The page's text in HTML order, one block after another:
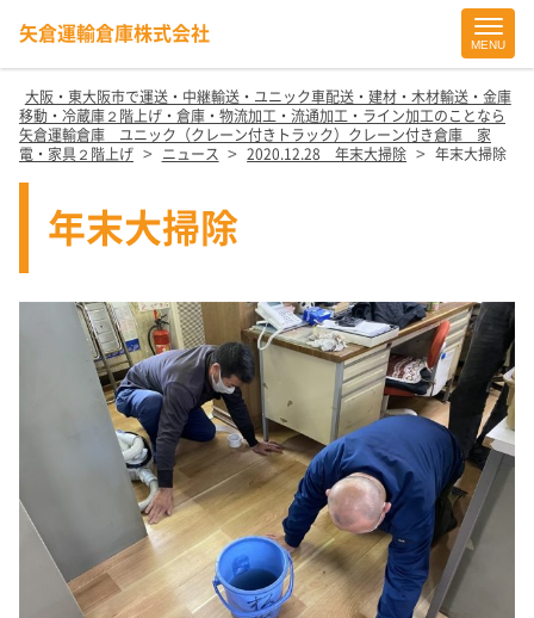
矢倉運輸倉庫株式会社
MENU
大阪・東大阪市で運送・中継輸送・ユニック車配送・建材・木材輸送・金庫
移動・冷蔵庫２階上げ・倉庫・物流加工・流通加工・ライン加工のことなら
矢倉運輸倉庫 ユニック（クレーン付きトラック）クレーン付き倉庫 家
電・家具２階上げ
> ニュース > 2020.12.28 年末大掃除 > 年末大掃除
年末大掃除
Site
Footer